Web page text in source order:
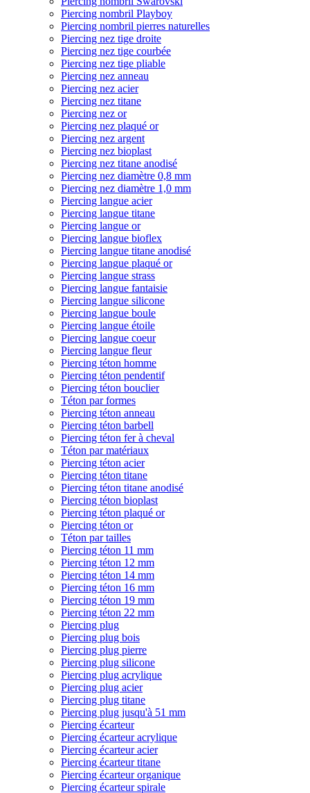
Piercing nombril Playboy
Piercing nombril pierres naturelles
Piercing nez tige droite
Piercing nez tige courbée
Piercing nez tige pliable
Piercing nez anneau
Piercing nez acier
Piercing nez titane
Piercing nez or
Piercing nez plaqué or
Piercing nez argent
Piercing nez bioplast
Piercing nez titane anodisé
Piercing nez diamètre 0,8 mm
Piercing nez diamètre 1,0 mm
Piercing langue acier
Piercing langue titane
Piercing langue or
Piercing langue bioflex
Piercing langue titane anodisé
Piercing langue plaqué or
Piercing langue strass
Piercing langue fantaisie
Piercing langue silicone
Piercing langue boule
Piercing langue étoile
Piercing langue coeur
Piercing langue fleur
Piercing téton homme
Piercing téton pendentif
Piercing téton bouclier
Téton par formes
Piercing téton anneau
Piercing téton barbell
Piercing téton fer à cheval
Téton par matériaux
Piercing téton acier
Piercing téton titane
Piercing téton titane anodisé
Piercing téton bioplast
Piercing téton plaqué or
Piercing téton or
Téton par tailles
Piercing téton 11 mm
Piercing téton 12 mm
Piercing téton 14 mm
Piercing téton 16 mm
Piercing téton 19 mm
Piercing téton 22 mm
Piercing plug
Piercing plug bois
Piercing plug pierre
Piercing plug silicone
Piercing plug acrylique
Piercing plug acier
Piercing plug titane
Piercing plug jusqu'à 51 mm
Piercing écarteur
Piercing écarteur acrylique
Piercing écarteur acier
Piercing écarteur titane
Piercing écarteur organique
Piercing écarteur spirale